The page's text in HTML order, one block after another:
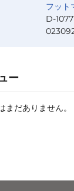
フット
D-
ー
まだありません。